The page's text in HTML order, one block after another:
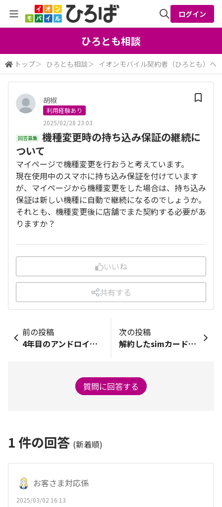
検索
ログイン
ひろとも相談
トップ＞ ひろとも相談＞ イオンモバイル契約者（ひろとも）へ
胡椒
利用経験あり
2025/02/28 23:03
回答募集 機種変更時の持ち込み保証の継続に
ついて
マイページで機種変更を行おうと考えています。
現在使用中のスマホに持ち込み保証を付けています
が、マイページから機種変更をした場合は、持ち込み
保証は新しい機種に自動で継続になるのでしょうか。
それとも、機種変更後に店舗でまた契約する必要があ
りますか？
いいね
共有する
前の投稿
4年目のアンドロイド端末
次の投稿
解約したsimカードの復活は可能でしょうか？
質問に回答する
1 件の回答 (新着順)
お客さま対応係
2025/03/02 16:13